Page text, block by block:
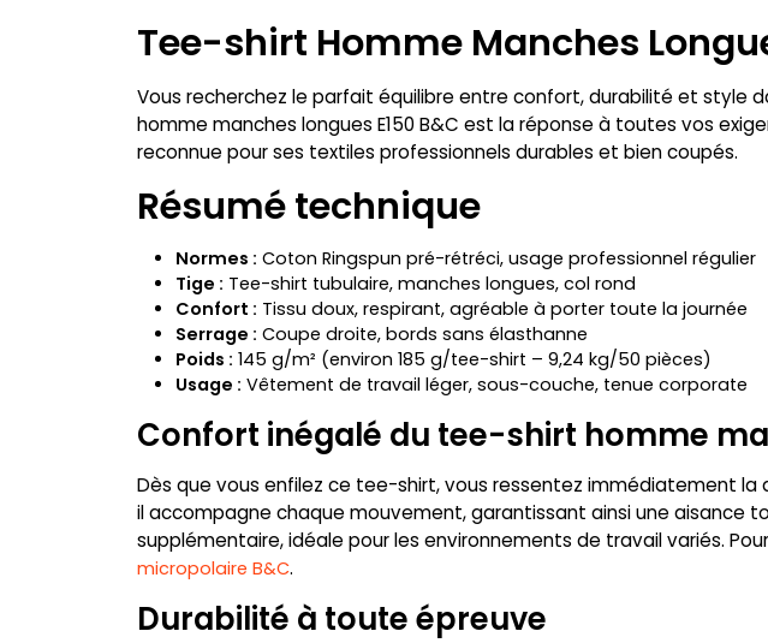
Tee-shirt Homme Manches
Vous recherchez le parfait équilibre entre confort, durabilité et style
homme manches longues E150 B&C est la réponse à toutes vos
reconnue pour ses textiles professionnels durables et bien coupés.
Résumé technique
Normes : Coton Ringspun pré-rétréci, usage professionnel régulier
Tige : Tee-shirt tubulaire, manches longues, col rond
Confort : Tissu doux, respirant, agréable à porter toute la journée
Serrage : Coupe droite, bords sans élasthanne
Poids : 145 g/m² (environ 185 g/tee-shirt – 9,24 kg/50 pièces)
Usage : Vêtement de travail léger, sous-couche, tenue corporate
Confort inégalé du tee-shirt homme
Dès que vous enfilez ce tee-shirt, vous ressentez immédiatement
il accompagne chaque mouvement, garantissant ainsi une aisance
supplémentaire, idéale pour les environnements de travail variés.
micropolaire B&C.
Durabilité à toute épreuve